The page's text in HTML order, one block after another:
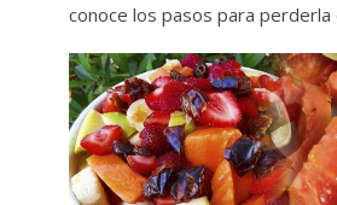
conoce los pasos para perderla